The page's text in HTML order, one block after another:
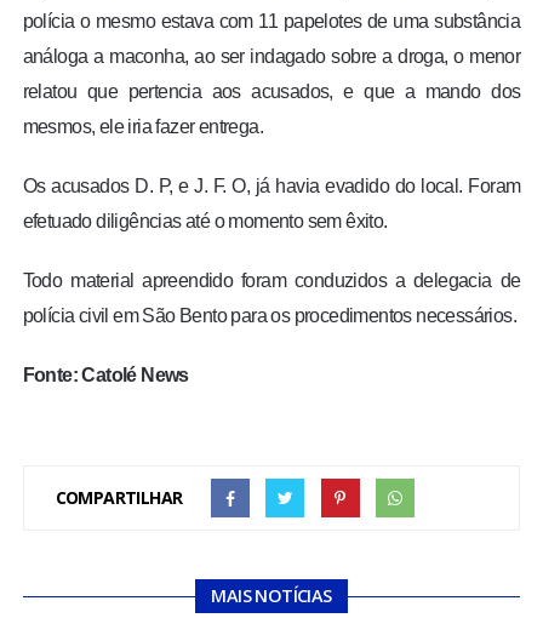
polícia o mesmo estava com 11 papelotes de uma substância
análoga a maconha, ao ser indagado sobre a droga, o menor
relatou que pertencia aos acusados, e que a mando dos
mesmos, ele iria fazer entrega.
Os acusados D. P, e J. F. O, já havia evadido do local. Foram
efetuado diligências até o momento sem êxito.
Todo material apreendido foram conduzidos a delegacia de
polícia civil em São Bento para os procedimentos necessários.
Fonte: Catolé News
COMPARTILHAR
MAIS NOTÍCIAS